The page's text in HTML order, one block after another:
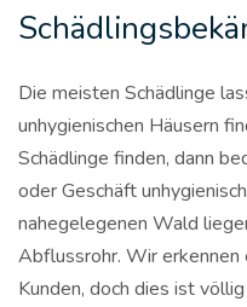
Die meisten Schädlinge
unhygienischen Häusern
Schädlinge finden, dann
oder Geschäft
nahegelegenen Wald
Abflussrohr. Wir erkennen
Kunden, doch dies ist